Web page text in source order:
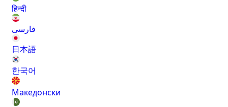
हिन्दी
فارسی
日本語
한국어
Македонски